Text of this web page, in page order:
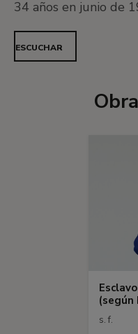
34 años en junio de
ESCUCHAR
(según
s. f.